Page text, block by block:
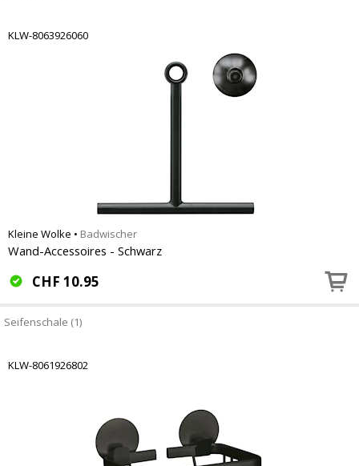
KLW-8063926060
Kleine Wolke • Badwischer
Wand-Accessoires - Schwarz
CHF 10.95
Seifenschale (1)
KLW-8061926802